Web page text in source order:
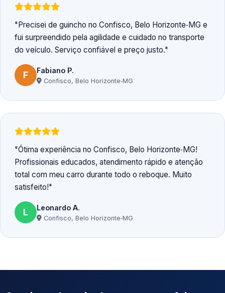
Precisei de guincho no Confisco, Belo Horizonte‑MG e
fui surpreendido pela agilidade e cuidado no transporte
do veículo. Serviço confiável e preço justo.
F Fabiano P.
Confisco, Belo Horizonte‑MG
Ótima experiência no Confisco, Belo Horizonte‑MG!
Profissionais educados, atendimento rápido e atenção
total com meu carro durante todo o reboque. Muito
satisfeito!
L Leonardo A.
Confisco, Belo Horizonte‑MG